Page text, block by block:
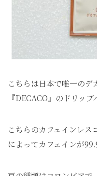
こちらは日本で唯一のデ
『DECACO』のドリップ
こちらのカフェインレス
によってカフェインが